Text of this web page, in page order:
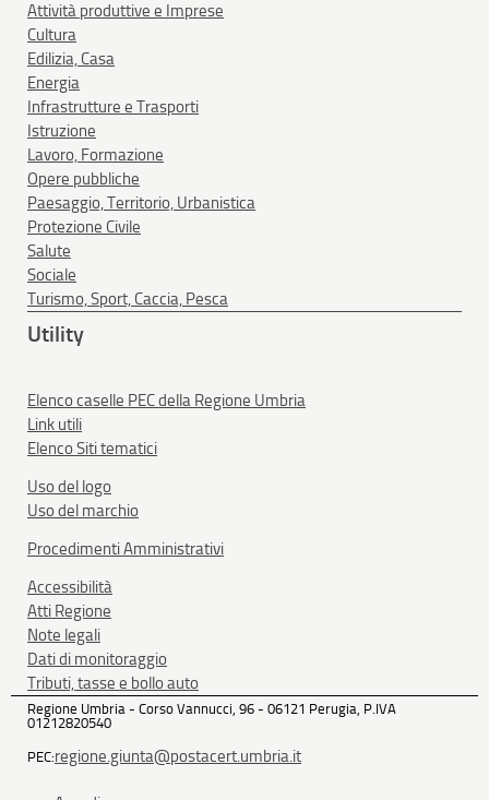
Attività produttive e Imprese
Cultura
Edilizia, Casa
Energia
Infrastrutture e Trasporti
Istruzione
Lavoro, Formazione
Opere pubbliche
Paesaggio, Territorio, Urbanistica
Protezione Civile
Salute
Sociale
Turismo, Sport, Caccia, Pesca
Utility
Elenco caselle PEC della Regione Umbria
Link utili
Elenco Siti tematici
Uso del logo
Uso del marchio
Procedimenti Amministrativi
Accessibilità
Atti Regione
Note legali
Dati di monitoraggio
Tributi, tasse e bollo auto
Regione Umbria - Corso Vannucci, 96 - 06121 Perugia, P.IVA
01212820540
PEC:regione.giunta@postacert.umbria.it